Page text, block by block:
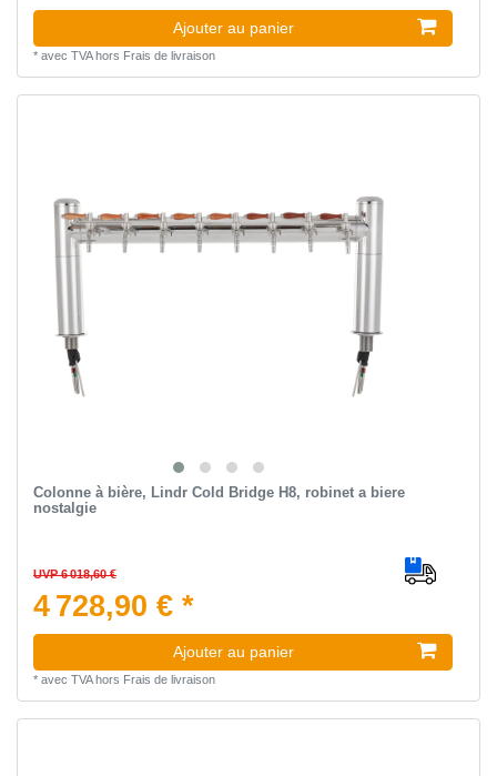
Ajouter au panier
* avec TVAhors Frais de livraison
Colonne à bière, Lindr Cold Bridge H8, robinet a biere
nostalgie
UVP 6 018,60 €
4 728,90 € *
Ajouter au panier
* avec TVAhors Frais de livraison